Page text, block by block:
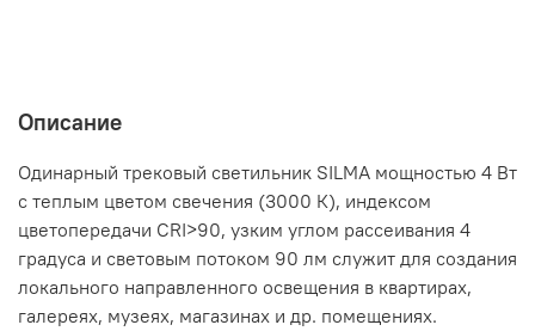
Описание
Одинарный трековый светильник SILMA мощностью 4 Вт
с теплым цветом свечения (3000 К), индексом
цветопередачи CRI>90, узким углом рассеивания 4
градуса и световым потоком 90 лм служит для создания
локального направленного освещения в квартирах,
галереях, музеях, магазинах и др. помещениях.